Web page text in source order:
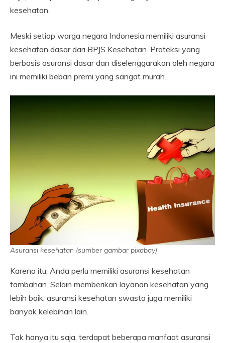
kesehatan.
Meski setiap warga negara Indonesia memiliki asuransi
kesehatan dasar dari BPJS Kesehatan. Proteksi yang
berbasis asuransi dasar dan diselenggarakan oleh negara
ini memiliki beban premi yang sangat murah.
Asuransi kesehatan (sumber gambar pixabay)
Karena itu, Anda perlu memiliki asuransi kesehatan
tambahan. Selain memberikan layanan kesehatan yang
lebih baik, asuransi kesehatan swasta juga memiliki
banyak kelebihan lain.
Tak hanya itu saja, terdapat beberapa manfaat asuransi